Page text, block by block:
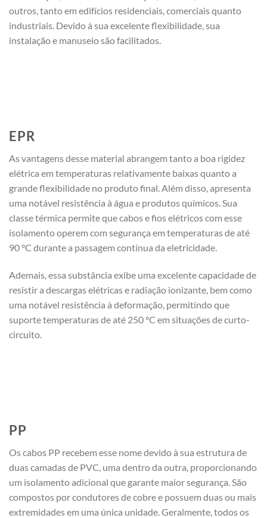
outros, tanto em edifícios residenciais, comerciais quanto
industriais. Devido à sua excelente flexibilidade, sua
instalação e manuseio são facilitados.
EPR
As vantagens desse material abrangem tanto a boa rigidez
elétrica em temperaturas relativamente baixas quanto a
grande flexibilidade no produto final. Além disso, apresenta
uma notável resistência à água e produtos químicos. Sua
classe térmica permite que cabos e fios elétricos com esse
isolamento operem com segurança em temperaturas de até
90 °C durante a passagem contínua da eletricidade.
Ademais, essa substância exibe uma excelente capacidade de
resistir a descargas elétricas e radiação ionizante, bem como
uma notável resistência à deformação, permitindo que
suporte temperaturas de até 250 °C em situações de curto-
circuito.
PP
Os cabos PP recebem esse nome devido à sua estrutura de
duas camadas de PVC, uma dentro da outra, proporcionando
um isolamento adicional que garante maior segurança. São
compostos por condutores de cobre e possuem duas ou mais
extremidades em uma única unidade. Geralmente, todos os